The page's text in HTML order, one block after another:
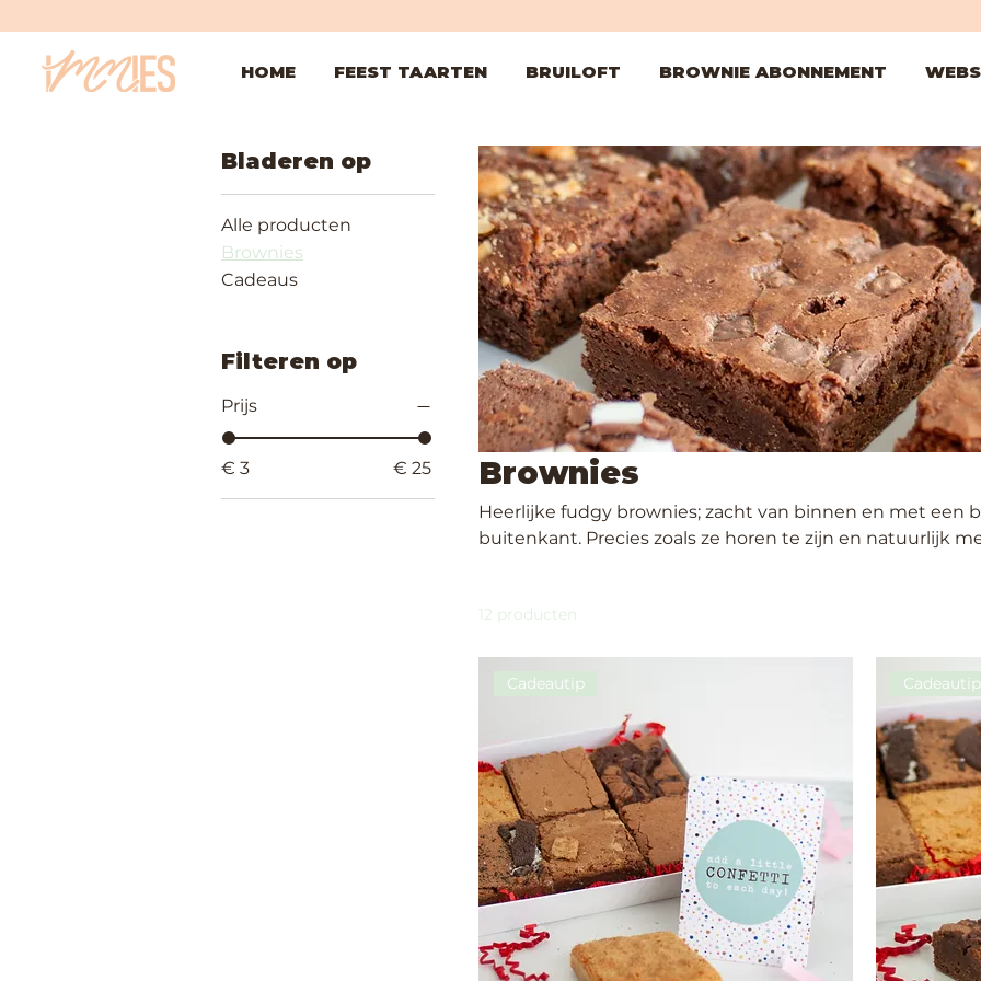
HOME FEEST TAARTEN BRUILOFT BROWNIE ABONNEMENT
Bladeren op
Alle producten
Brownies
Cadeaus
Filteren op
Prijs
€ 3 € 25 Brownies
Heerlijke fudgy brownies; zacht van binnen en met een
buitenkant. Precies zoals ze horen te zijn en natuurlijk
12 producten
Cadeautip Cadeautip